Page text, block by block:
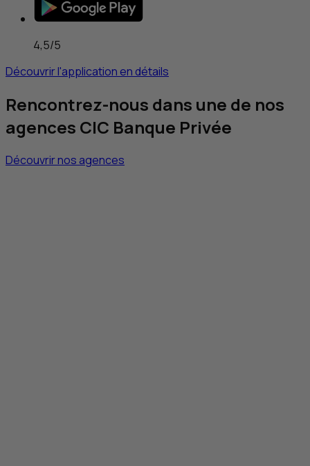
4,5/5
Découvrir l'application en détails
Rencontrez-nous dans une de nos
agences CIC Banque Privée
Découvrir nos agences